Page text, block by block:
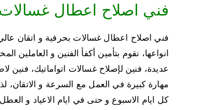
فني اصلاح اعطال غسالات
فني اصلاح اعطال غسالات بحرفية و اتقان
انواعها، نقوم بتأمين أكفأ الفنين و
عديدة، فنين لإصلاح غسالات اتواماتيك، فنين
مهارة كبيرة في العمل مع السرعة و الاتقان،
كل ايام الاسبوع و حتى في ايام الاعياد و